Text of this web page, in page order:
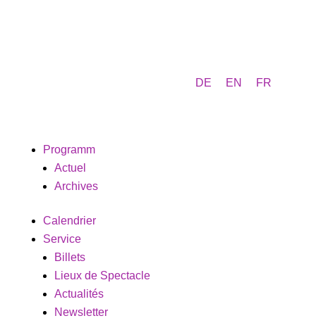
DE EN FR
Programm
Actuel
Archives
Calendrier
Service
Billets
Lieux de Spectacle
Actualités
Newsletter